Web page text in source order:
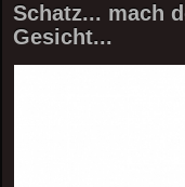
Schatz... mach
Gesicht...